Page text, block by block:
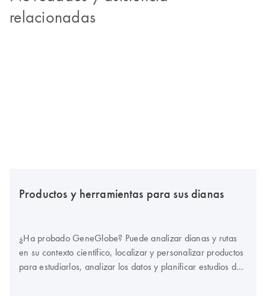
relacionadas
Productos y herramientas para sus dianas
¿Ha probado GeneGlobe? Puede analizar dianas y rutas
en su contexto científico, localizar y personalizar productos
para estudiarlos, analizar los datos y planificar estudios de